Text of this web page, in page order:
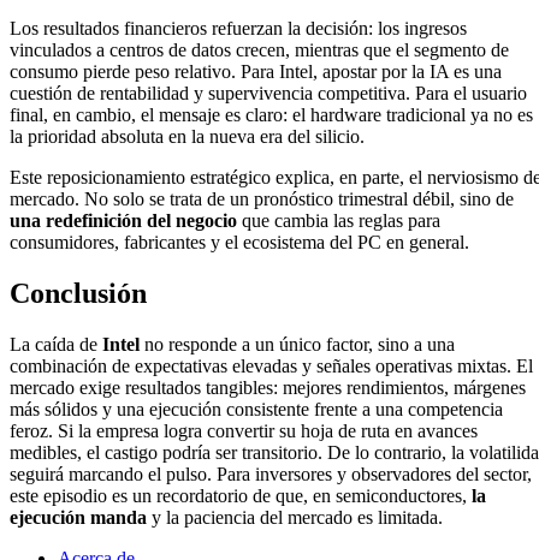
Los resultados financieros refuerzan la decisión: los ingresos
vinculados a centros de datos crecen, mientras que el segmento de
consumo pierde peso relativo. Para Intel, apostar por la IA es una
cuestión de rentabilidad y supervivencia competitiva. Para el usuario
final, en cambio, el mensaje es claro: el hardware tradicional ya no es
la prioridad absoluta en la nueva era del silicio.
Este reposicionamiento estratégico explica, en parte, el nerviosismo
mercado. No solo se trata de un pronóstico trimestral débil, sino de
una redefinición del negocio que cambia las reglas para
consumidores, fabricantes y el ecosistema del PC en general.
Conclusión
La caída de Intel no responde a un único factor, sino a una
combinación de expectativas elevadas y señales operativas mixtas. El
mercado exige resultados tangibles: mejores rendimientos, márgenes
más sólidos y una ejecución consistente frente a una competencia
feroz. Si la empresa logra convertir su hoja de ruta en avances
medibles, el castigo podría ser transitorio. De lo contrario, la
seguirá marcando el pulso. Para inversores y observadores del sector,
este episodio es un recordatorio de que, en semiconductores, la
ejecución manda y la paciencia del mercado es limitada.